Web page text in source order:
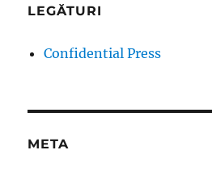
LEGĂTURI
Confidential Press
META